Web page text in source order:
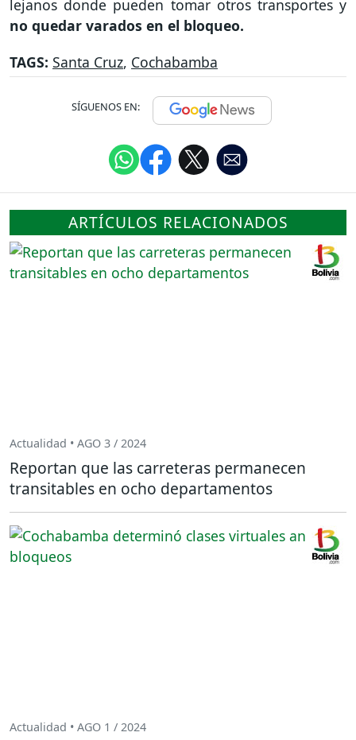
lejanos donde pueden tomar otros transportes y
no quedar varados en el bloqueo.
TAGS: Santa Cruz, Cochabamba
SÍGUENOS EN:
ARTÍCULOS RELACIONADOS
Actualidad • AGO 3 / 2024
Reportan que las carreteras permanecen
transitables en ocho departamentos
Actualidad • AGO 1 / 2024